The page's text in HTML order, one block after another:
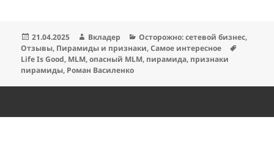
Опубликовано
21.04.2025 Автор
Вкладер Рубрики
Осторожно: сетевой бизнес,
Отзывы, Пирамиды и признаки,Самое интересное
Life Is Good, MLM,опасный MLM, пирамида, признаки
пирамиды, Роман Василенко